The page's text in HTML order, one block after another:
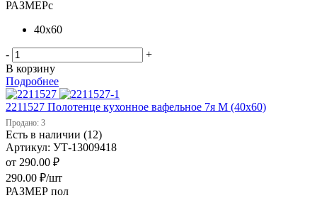
РАЗМЕРс
40х60
-
+
В корзину
Подробнее
2211527 Полотенце кухонное вафельное 7я М (40х60)
Продано: 3
Есть в наличии (12)
Артикул: УТ-13009418
от 290.00 ₽
290.00 ₽/шт
РАЗМЕР пол